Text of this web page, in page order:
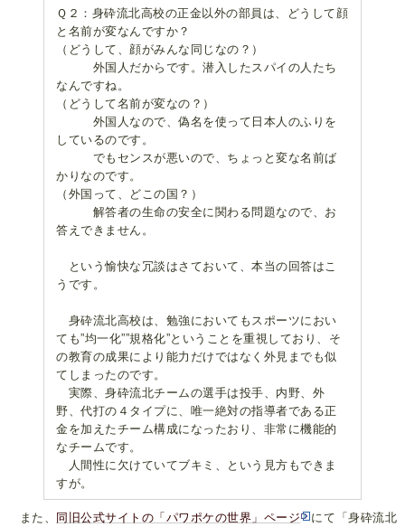
Ｑ２：身砕流北高校の正金以外の部員は、どうして顔
と名前が変なんですか？
（どうして、顔がみんな同じなの？）
外国人だからです。潜入したスパイの人たち
なんですね。
（どうして名前が変なの？）
外国人なので、偽名を使って日本人のふりを
しているのです。
でもセンスが悪いので、ちょっと変な名前ば
かりなのです。
（外国って、どこの国？）
解答者の生命の安全に関わる問題なので、お
答えできません。
という愉快な冗談はさておいて、本当の回答はこ
うです。
身砕流北高校は、勉強においてもスポーツにおい
ても”均一化””規格化”ということを重視しており、そ
の教育の成果により能力だけではなく外見までも似
てしまったのです。
実際、身砕流北チームの選手は投手、内野、外
野、代打の４タイプに、唯一絶対の指導者である正
金を加えたチーム構成になったおり、非常に機能的
なチームです。
人間性に欠けていてブキミ、という見方もできま
すが。
また、 同旧公式サイトの「パワポケの世界」ページ
にて「身砕流北